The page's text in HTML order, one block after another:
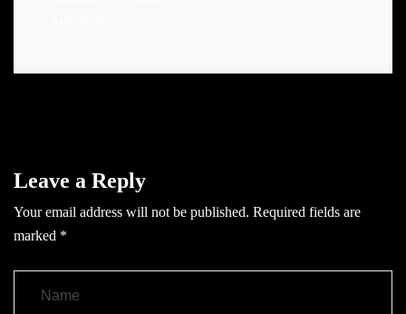
Leave a Reply
Your email address will not be published. Required fields are
marked *